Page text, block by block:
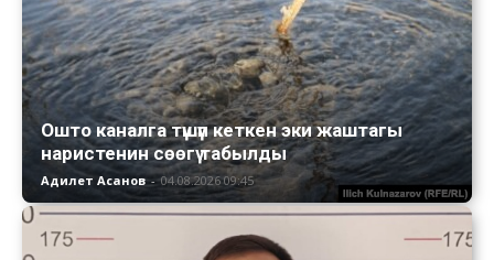
Ошто каналга түшүп кеткен эки жаштагы
наристенин сөөгү табылды
Адилет Асанов - 04.08.2026 09:45